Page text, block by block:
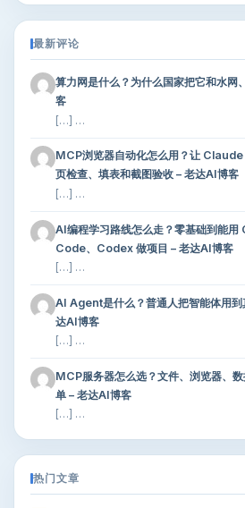
最新评论
算力网是什么？为什么国家把它和水网
客
[…] …
MCP浏览器自动化怎么用？让
页检查、填表和截图验收 – 老达AI博客
[…] …
AI编程学习路线怎么走？零基础到能
Code、Codex 做项目 – 老达AI博客
[…] …
AI Agent是什么？普通人把智能体用到
达AI博客
[…] …
MCP服务器怎么选？文件、浏览器、
单 – 老达AI博客
[…] …
热门文章